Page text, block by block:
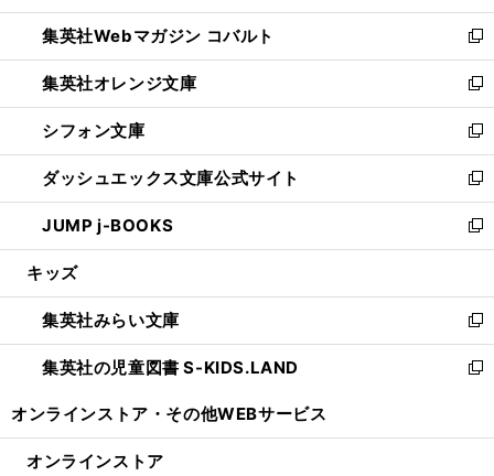
開
く
ウ
で
開
く
ン
ド
ウ
で
開
く
ウ
ィ
ン
ド
ウ
で
開
く
集英社Webマガジン コバルト
新
し
い
ウ
ィ
ン
ド
ウ
で
開
集英社オレンジ文庫
新
し
い
ウ
ィ
ン
ド
ウ
開
く
シフォン文庫
新
し
い
ウ
ィ
ン
ウ
で
開
く
ダッシュエックス文庫公式サイト
新
し
い
ウ
ン
ド
ウ
で
JUMP j-BOOKS
新
し
ウ
ィ
ン
ド
開
キッズ
集英社みらい文庫
新
し
い
ン
集英社の児童図書 S-KIDS.LAND
新
ウ
オンラインストア・ その他WEBサービス
オンラインストア